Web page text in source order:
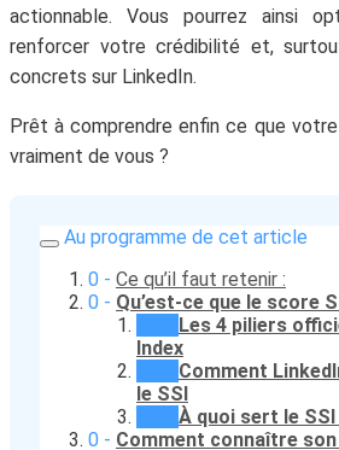
actionnable. Vous pourrez ainsi
renforcer votre crédibilité et,
concrets sur LinkedIn.
Prêt à comprendre enfin ce que votre
vraiment de vous ?
Au programme de cet article
Ce qu’il faut retenir :
Qu’est-ce que le score
Les 4 piliers
Index
Comment
le SSI
À quoi sert le
Comment connaître